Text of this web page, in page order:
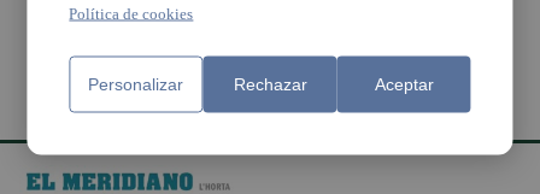
Política de cookies
Personalizar Rechazar Aceptar